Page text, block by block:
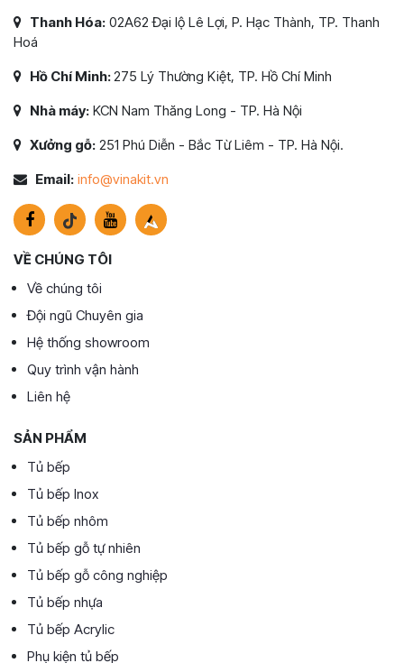
Thanh Hóa: 02A62 Đại lộ Lê Lợi, P. Hạc Thành, TP. Thanh
Hoá
Hồ Chí Minh:275 Lý Thường Kiệt, TP. Hồ Chí Minh
Nhà máy: KCN Nam Thăng Long - TP. Hà Nội
Xưởng gỗ: 251 Phú Diễn - Bắc Từ Liêm - TP. Hà Nội.
Email: info@vinakit.vn
VỀ CHÚNG TÔI
Về chúng tôi
Đội ngũ Chuyên gia
Hệ thống showroom
Quy trình vận hành
Liên hệ
SẢN PHẨM
Tủ bếp
Tủ bếp Inox
Tủ bếp nhôm
Tủ bếp gỗ tự nhiên
Tủ bếp gỗ công nghiệp
Tủ bếp nhựa
Tủ bếp Acrylic
Phụ kiện tủ bếp